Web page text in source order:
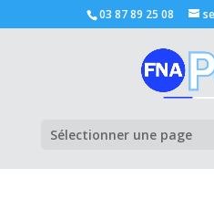
03 87 89 25 08
Sélectionner une page